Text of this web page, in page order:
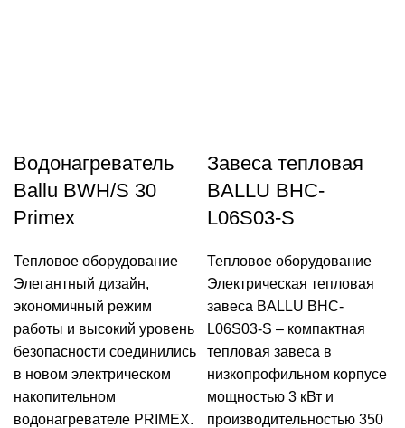
Водонагреватель
Ballu BWH/S 30
Primex
Тепловое оборудование
Элегантный дизайн,
экономичный режим
работы и высокий уровень
безопасности соединились
в новом электрическом
накопительном
водонагревателе PRIMЕX.
Завеса тепловая
BALLU BHC-
L06S03-S
Тепловое оборудование
Электрическая тепловая
завеса BALLU BHC-
L06S03-S – компактная
тепловая завеса в
низкопрофильном корпусе
мощностью 3 кВт и
производительностью 350